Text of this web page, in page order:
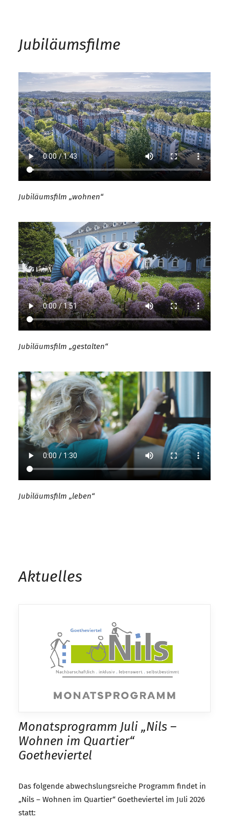
Jubiläumsfilme
Jubiläumsfilm „wohnen“
Jubiläumsfilm „gestalten“
Jubiläumsfilm „leben“
Aktuelles
Monatsprogramm Juli „Nils –
Wohnen im Quartier“
Goetheviertel
Das folgende abwechslungsreiche Programm findet in
„Nils – Wohnen im Quartier“ Goetheviertel im Juli 2026
statt: